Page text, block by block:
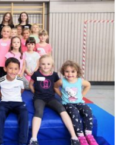
beim
der
des SSC